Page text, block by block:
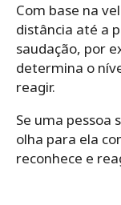
Com base na
distância até a
saudação, por
determina o
reagir.
Se uma pessoa
olha para ela
reconhece e